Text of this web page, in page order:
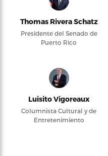
Thomas Rivera Schatz
Presidente del Senado de
Puerto Rico
Luisito Vigoreaux
Columnista Cultural y de
Entretenimiento